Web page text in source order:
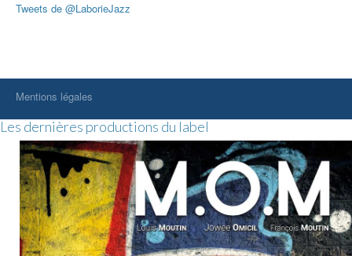
Tweets de @LaborieJazz
Mentions légales
Les dernières productions du label